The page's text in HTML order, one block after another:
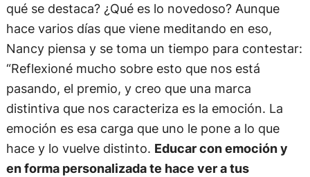
qué se destaca? ¿Qué es lo novedoso? Aunque
hace varios días que viene meditando en eso,
Nancy piensa y se toma un tiempo para contestar:
“Reflexioné mucho sobre esto que nos está
pasando, el premio, y creo que una marca
distintiva que nos caracteriza es la emoción. La
emoción es esa carga que uno le pone a lo que
hace y lo vuelve distinto. Educar con emoción y
en forma personalizada te hace ver a tus